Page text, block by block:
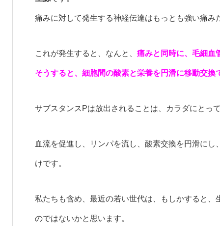
痛みに対して発生する神経伝達はもっとも強い痛み
これが発生すると、なんと、 痛みと同時に、毛細血
そうすると、細胞間の酸素と栄養を円滑に移動交換
サブスタンスPは放出されることは、カラダにとっ
血流を促進し、リンパを流し、酸素交換を円滑に
けです。
私たちも含め、最近の若い世代は、もしかすると
のではないかと思います。